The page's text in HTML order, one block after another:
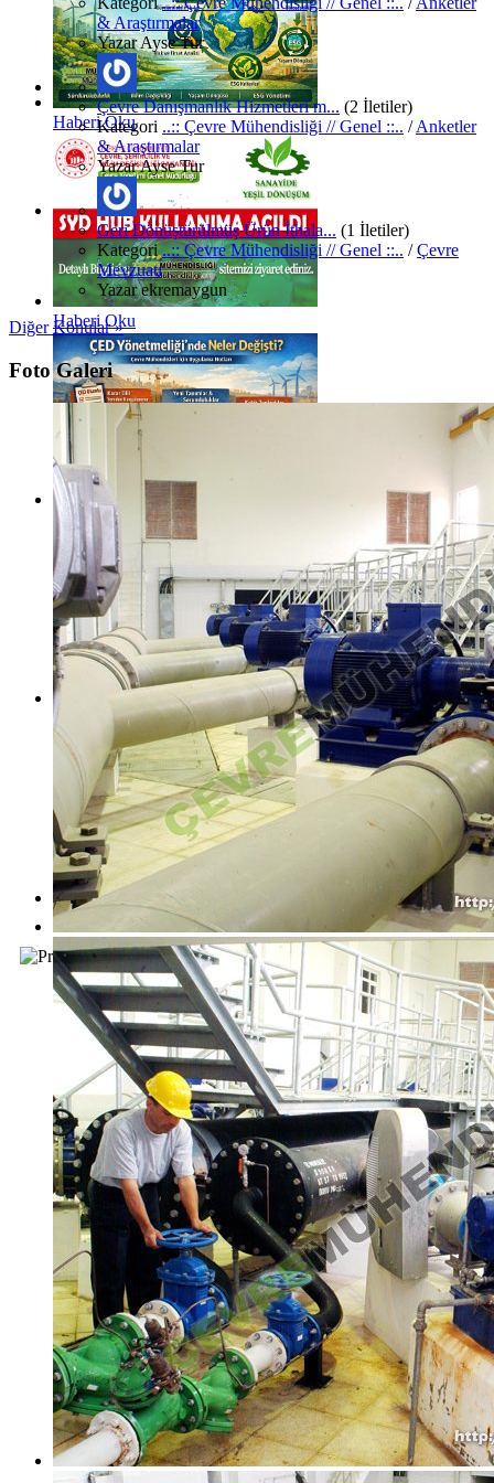
Haberi Oku
Haberi Oku
Haberi Oku
Haberi Oku
Haberi Oku
& Araştırmalar
YazarAyse Tur
Çevre Danışmanlık Hizmetleri m... (2 İletiler)
Kategori ..:: Çevre Mühendisliği // Genel ::.. /Anketler
& Araştırmalar
YazarAyse Tur
Geri Dönüştürülmüş Ürün İthala... (1 İletiler)
Kategori..:: Çevre Mühendisliği // Genel ::.. /Çevre
Mevzuatı
Yazarekremaygun
Diğer Konular »
Foto Galeri